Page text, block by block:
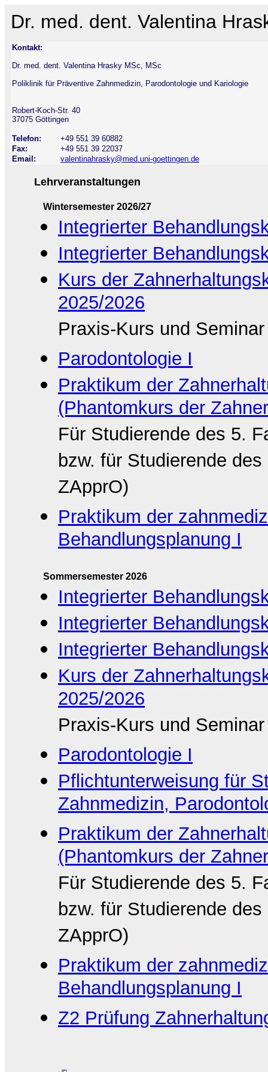
Dr. med. dent. Valentina
Kontakt:
Dr. med. dent. Valentina Hrasky MSc, MSc
Poliklinik für Präventive Zahnmedizin, Parodontologie und Kariologie
Robert-Koch-Str. 40
37075 Göttingen
Telefon:
+49 551 39 60882
Fax:
+49 551 39 22037
Email:
valentinahrasky@med.uni-goettingen.de
Lehrveranstaltungen
Wintersemester 2026/27
Integrierter
Integrierter
Kurs der
2025/2026
Praxis-Kurs und Seminar
Parodontologie I
Praktikum der
(Phantomkurs der
Für Studierende des 5.
bzw. für Studierende
ZApprO)
Praktikum der
Behandlungsplanung I
Sommersemester 2026
Integrierter
Integrierter
Integrierter
Kurs der
2025/2026
Praxis-Kurs und Seminar
Parodontologie I
Pflichtunterweisung für
Zahnmedizin,
Praktikum der
(Phantomkurs der
Für Studierende des 5.
bzw. für Studierende
ZApprO)
Praktikum der
Behandlungsplanung I
Z2 Prüfung